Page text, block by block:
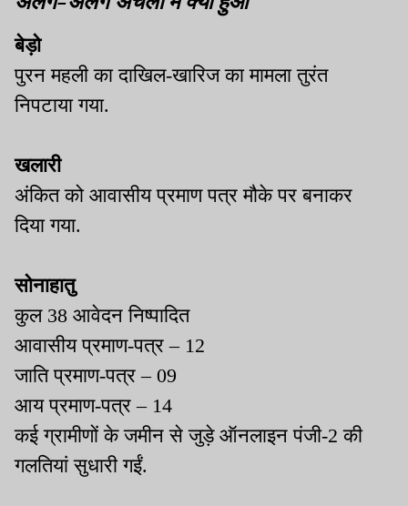
बेड़ो
पुरन महली का दाखिल-खारिज का मामला तुरंत
निपटाया गया.
खलारी
अंकित को आवासीय प्रमाण पत्र मौके पर बनाकर
दिया गया.
सोनाहातु
कुल 38 आवेदन निष्पादित
आवासीय प्रमाण-पत्र – 12
जाति प्रमाण-पत्र – 09
आय प्रमाण-पत्र – 14
कई ग्रामीणों के जमीन से जुड़े ऑनलाइन पंजी-2 की
गलतियां सुधारी गईं.